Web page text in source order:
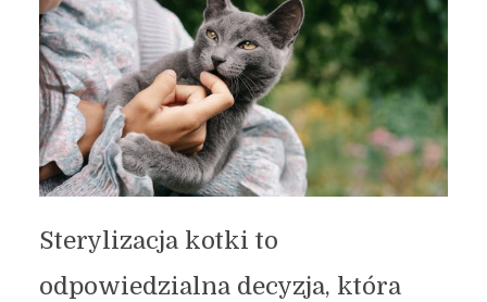
Sterylizacja kotki to
odpowiedzialna decyzja, która